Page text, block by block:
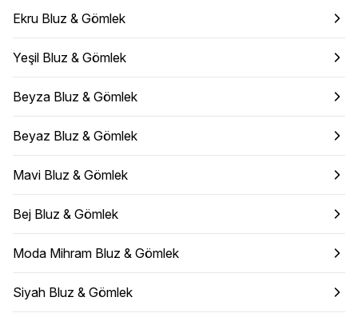
Ekru Bluz & Gömlek
Yeşil Bluz & Gömlek
Beyza Bluz & Gömlek
Beyaz Bluz & Gömlek
Mavi Bluz & Gömlek
Bej Bluz & Gömlek
Moda Mihram Bluz & Gömlek
Siyah Bluz & Gömlek